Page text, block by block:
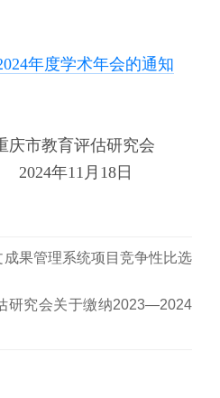
年度学术年会的通知
庆市教育评估研究会
4年11 月 18 日
果管理系统项目竞争性比选
研究会关于缴纳2023—2024